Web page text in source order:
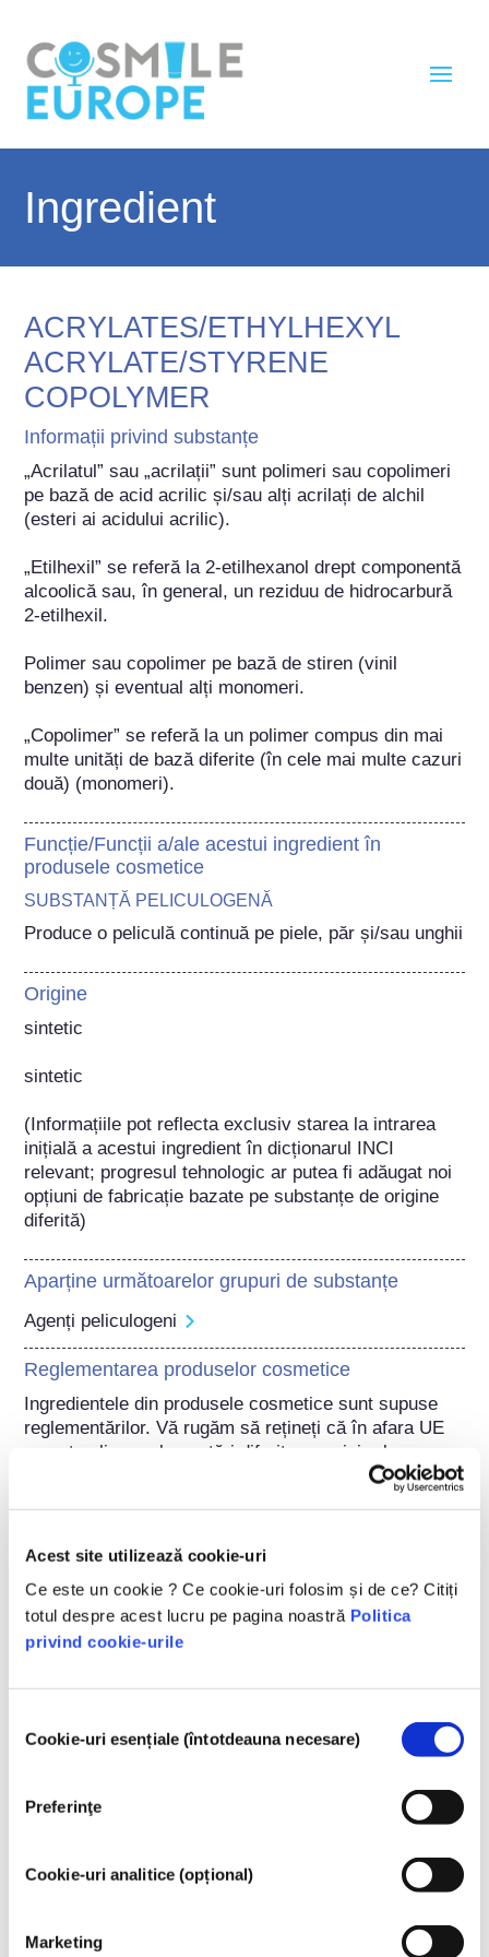
Acest site utilizează cookie-uri
Ce este un cookie ? Ce cookie-uri folosim și de ce? Citiți
totul despre acest lucru pe pagina noastră Politica
privind cookie-urile
consimțământului
Cookie-uri esențiale (întotdeauna necesare)
Preferinţe
Cookie-uri analitice (opțional)
Marketing
Ingredient
ACRYLATES/ETHYLHEXYL
ACRYLATE/STYRENE
COPOLYMER
Informații privind substanțe
„Acrilatul” sau „acrilații” sunt polimeri sau copolimeri
pe bază de acid acrilic și/sau alți acrilați de alchil
(esteri ai acidului acrilic).
„Etilhexil” se referă la 2-etilhexanol drept componentă
alcoolică sau, în general, un reziduu de hidrocarbură
2-etilhexil.
Polimer sau copolimer pe bază de stiren (vinil
benzen) și eventual alți monomeri.
„Copolimer” se referă la un polimer compus din mai
multe unități de bază diferite (în cele mai multe cazuri
două) (monomeri).
Funcție/Funcții a/ale acestui ingredient în
produsele cosmetice
SUBSTANȚĂ PELICULOGENĂ
Produce o peliculă continuă pe piele, păr și/sau unghii
Origine
sintetic
sintetic
(Informațiile pot reflecta exclusiv starea la intrarea
inițială a acestui ingredient în dicționarul INCI
relevant; progresul tehnologic ar putea fi adăugat noi
opțiuni de fabricație bazate pe substanțe de origine
diferită)
Aparține următoarelor grupuri de substanțe
Agenți peliculogeni
Reglementarea produselor cosmetice
Ingredientele din produsele cosmetice sunt supuse
reglementărilor. Vă rugăm să rețineți că în afara UE
se pot aplica reglementări diferite cu privire la
Înțelegerea produselor
cosmetice
Legile stricte asigură că produsele cosmetice
Europeană sunt sigure pentru utilizare.
Companiile, autoritățile naționale și europene
păstra produsele cosmetice în siguranță.
citiți mai multe
endocrini?
produsele cosmetice sunt „perturbatori